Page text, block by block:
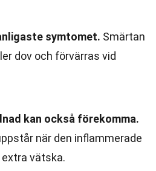
symtomet. Smärtan
dov och förvärras vid
kan också förekomma.
när den inflammerade
vätska.